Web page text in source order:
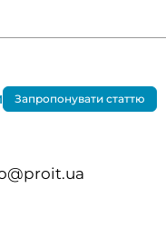
Запропонувати статтю